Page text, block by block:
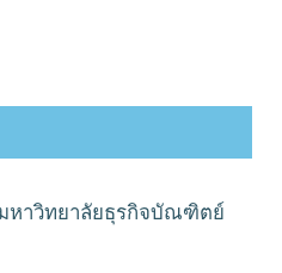
หาวิทยาลัยธุรกิจบัณฑิตย์